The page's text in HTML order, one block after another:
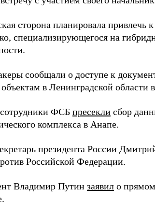
сторона планировала
специализирующегося на
сообщали о доступе к
в Ленинградской области
ФСБ пресекли сбор
комплекса в Анапе.
президента России
Российской Федерации.
Владимир Путин заявил о